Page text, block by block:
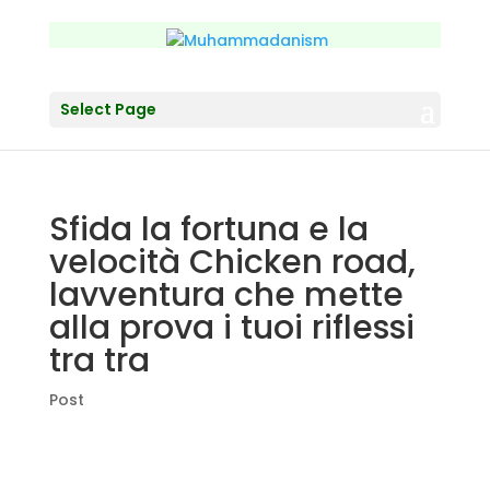
Select Page
Sfida la fortuna e la
velocità Chicken road,
lavventura che mette
alla prova i tuoi riflessi
tra tra
Post